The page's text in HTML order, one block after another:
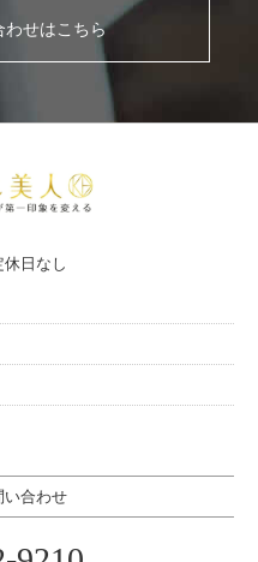
わせはこちら
日なし
い合わせ